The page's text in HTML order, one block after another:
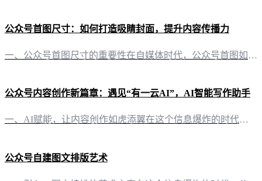
公众号首图尺寸：如何打造吸睛封面，提升内容传播力
一、公众号首图尺寸的重要性在自媒体时代，公众号首图如同一个人的名片，它不仅代表着公众号的整体形象，更在第一时间吸引读者的目光。首图的尺寸直接影响到视觉效果，进而影响内容的传播效果。 二、标准公众号首图尺寸解析1. 图片尺寸：900像素×500像素这是目前公众号推荐的首图尺寸。这样的尺寸既符合手机屏幕的显示需求，又能确保在多个平台上展示时保持良好的视觉效果。2. 图片比例：900:500保持图片的
公众号内容创作新篇章：遇见“有一云AI”，AI智能写作助手
一、AI赋能，让内容创作如虎添翼在这个信息爆炸的时代，公众号内容创作成为了个人品牌和企业传播的关键。然而，面对日益增长的内容需求，创作者们常常感到力不从心。此时，“有一云AI”的出现，无疑为内容创作带来了革命性的变革。 二、排版之美，千款皮肤任你选择“有一云AI”在内容排版方面独具匠心，提供了涵盖标题、内容、图文、分隔、引导等五大类的数千款装修皮肤。无论是简约大气，还是个性鲜明，总有一款能够满足
公众号自建图文排版艺术